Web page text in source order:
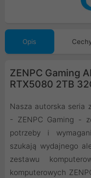
Opis
ZENPC Gaming
RTX5080 2TB
Nasza autorska seria
- ZENPC Gaming -
potrzeby i
szukają wydajnego
zestawu
komputerowych